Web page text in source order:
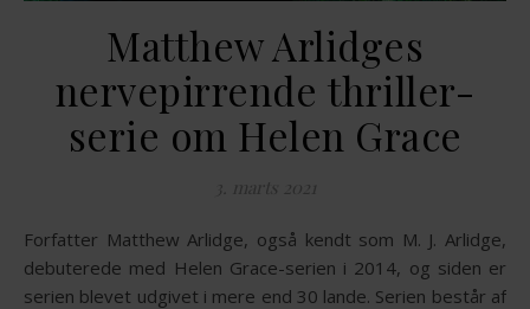
Matthew Arlidges
nervepirrende thriller-
serie om Helen Grace
3. marts 2021
Forfatter Matthew Arlidge, også kendt som M. J. Arlidge,
debuterede med Helen Grace-serien i 2014, og siden er
serien blevet udgivet i mere end 30 lande. Serien består af